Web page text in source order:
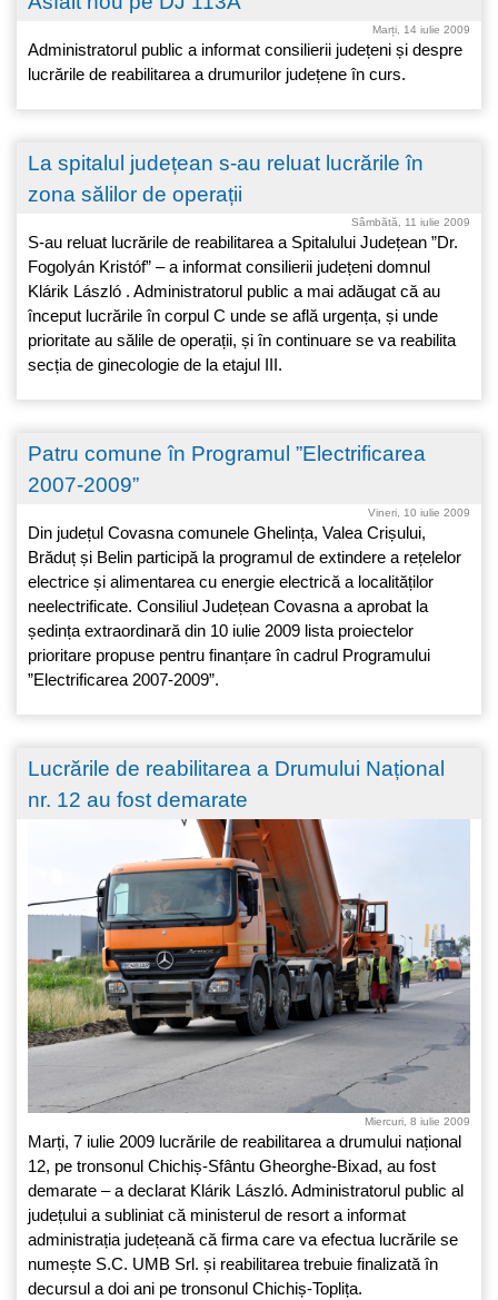
Marți, 14 iulie 2009
Administratorul public a informat consilierii județeni și despre
lucrările de reabilitarea a drumurilor județene în curs.
La spitalul județean s-au reluat lucrările în
zona sălilor de operații
Sâmbătă, 11 iulie 2009
S-au reluat lucrările de reabilitarea a Spitalului Județean ”Dr.
Fogolyán Kristóf” – a informat consilierii județeni domnul
Klárik László . Administratorul public a mai adăugat că au
început lucrările în corpul C unde se află urgența, și unde
prioritate au sălile de operații, și în continuare se va reabilita
secția de ginecologie de la etajul III.
Patru comune în Programul ”Electrificarea
2007-2009”
Vineri, 10 iulie 2009
Din județul Covasna comunele Ghelința, Valea Crișului,
Brăduț și Belin participă la programul de extindere a rețelelor
electrice și alimentarea cu energie electrică a localităților
neelectrificate. Consiliul Județean Covasna a aprobat la
ședința extraordinară din 10 iulie 2009 lista proiectelor
prioritare propuse pentru finanțare în cadrul Programului
”Electrificarea 2007-2009”.
Lucrările de reabilitarea a Drumului Național
nr. 12 au fost demarate
Miercuri, 8 iulie 2009
Marți, 7 iulie 2009 lucrările de reabilitarea a drumului național
12, pe tronsonul Chichiș-Sfântu Gheorghe-Bixad, au fost
demarate – a declarat Klárik László. Administratorul public al
județului a subliniat că ministerul de resort a informat
administrația județeană că firma care va efectua lucrările se
numește S.C. UMB Srl. și reabilitarea trebuie finalizată în
decursul a doi ani pe tronsonul Chichiș-Toplița.